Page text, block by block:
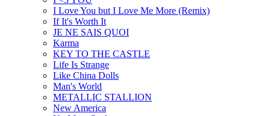
I Love You but I Love Me More (Remix)
If It's Worth It
JE NE SAIS QUOI
Karma
KEY TO THE CASTLE
Life Is Strange
Like China Dolls
Man's World
METALLIC STALLION
New America